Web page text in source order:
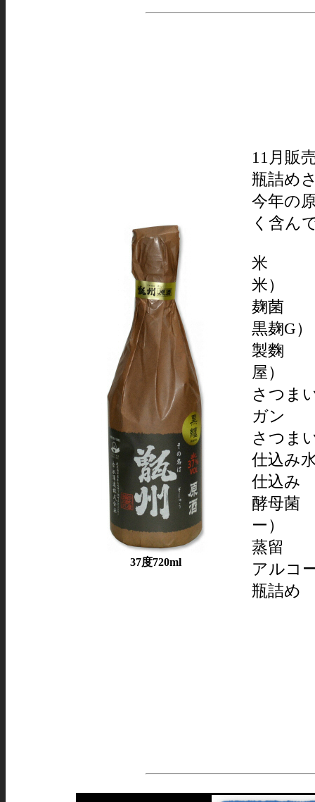
37度720ml
11月販
瓶詰め
今年の
く含ん
米 ：
⽶
麹菌
黒麹G）
製麴
さつま
ガン
さつま
仕込み
仕込
酵母菌
ー）
蒸留
アルコ
瓶詰め